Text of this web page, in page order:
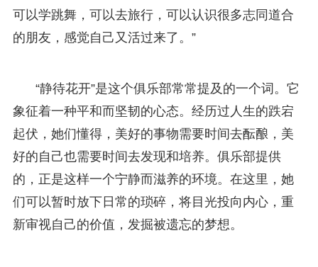
可以学跳舞，可以去旅行，可以认识很多志同道合
的朋友，感觉自己又活过来了。”
“静待花开”是这个俱乐部常常提及的一个词。它
象征着一种平和而坚韧的心态。经历过人生的跌宕
起伏，她们懂得，美好的事物需要时间去酝酿，美
好的自己也需要时间去发现和培养。俱乐部提供
的，正是这样一个宁静而滋养的环境。在这里，她
们可以暂时放下日常的琐碎，将目光投向内心，重
新审视自己的价值，发掘被遗忘的梦想。